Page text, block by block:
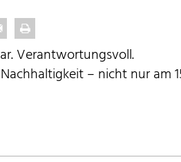
Verantwortungsvoll.
– nicht nur am